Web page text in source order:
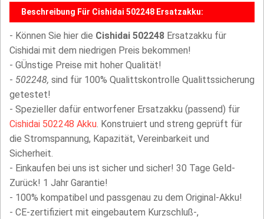
Beschreibung Für Cishidai 502248 Ersatzakku:
- Können Sie hier die Cishidai 502248 Ersatzakku für
Cishidai mit dem niedrigen Preis bekommen!
- GÜnstige Preise mit hoher Qualität!
- 502248, sind für 100% Qualittskontrolle Qualittssicherung
getestet!
- Spezieller dafür entworfener Ersatzakku (passend) für
Cishidai 502248 Akku. Konstruiert und streng geprüft für
die Stromspannung, Kapazität, Vereinbarkeit und
Sicherheit.
- Einkaufen bei uns ist sicher und sicher! 30 Tage Geld-
Zurück! 1 Jahr Garantie!
- 100% kompatibel und passgenau zu dem Original-Akku!
- CE-zertifiziert mit eingebautem Kurzschluß-,